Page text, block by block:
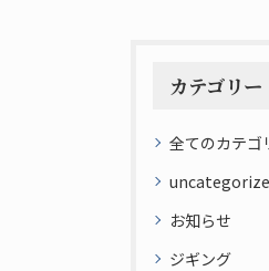
カテゴリー
全てのカテゴ
お知らせ
ジギング